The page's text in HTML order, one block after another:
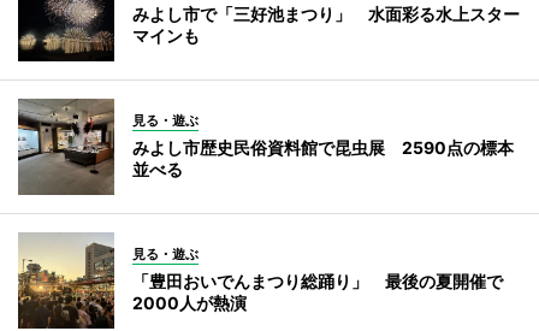
みよし市で「三好池まつり」 水面彩る水上スター
マインも
見る・遊ぶ
みよし市歴史民俗資料館で昆虫展 2590点の標本
並べる
見る・遊ぶ
「豊田おいでんまつり総踊り」 最後の夏開催で
2000人が熱演